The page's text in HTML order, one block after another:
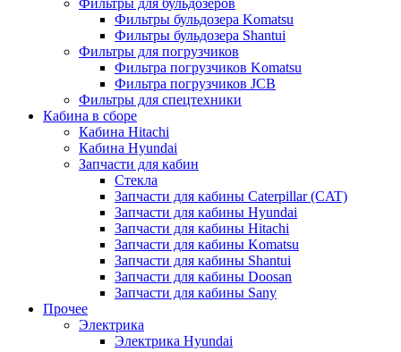
Фильтры бульдозера Komatsu
Фильтры бульдозера Shantui
Фильтры для погрузчиков
Фильтра погрузчиков Komatsu
Фильтра погрузчиков JCB
Фильтры для спецтехники
Кабина в сборе
Кабина Hitachi
Кабина Hyundai
Запчасти для кабин
Стекла
Запчасти для кабины Caterpillar (CAT)
Запчасти для кабины Hyundai
Запчасти для кабины Hitachi
Запчасти для кабины Komatsu
Запчасти для кабины Shantui
Запчасти для кабины Doosan
Запчасти для кабины Sany
Прочее
Электрика
Электрика Hyundai